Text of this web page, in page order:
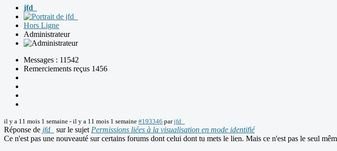
jfd_
Hors Ligne
Administrateur
Messages : 11542
Remerciements reçus 1456
il y a 11 mois 1 semaine - il y a 11 mois 1 semaine #193346 parjfd_
Réponse de jfd_ sur le sujet Permissions liées à la visualisation en mode identifié
Ce n'est pas une nouveauté sur certains forums dont celui dont tu mets le lien. Mais ce n'est pas le seul